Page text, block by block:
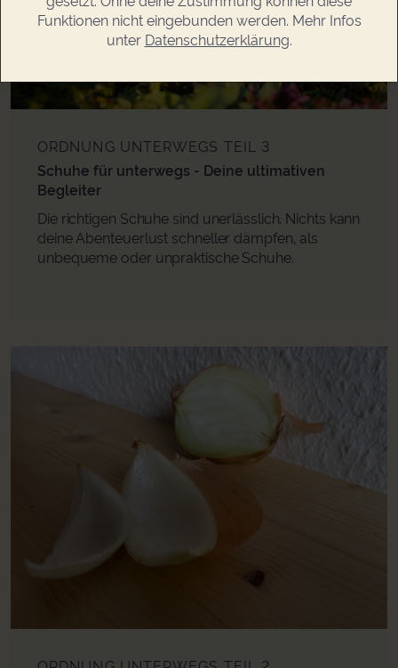
ORDNUNG UNTERWEGS TEIL 3
Schuhe für unterwegs - Deine ultimativen
Begleiter
Die richtigen Schuhe sind unerlässlich. Nichts kann
deine Abenteuerlust schneller dämpfen, als
unbequeme oder unpraktische Schuhe.
Funktionen nicht eingebunden werden. Mehr Infos
unter Datenschutzerklärung.